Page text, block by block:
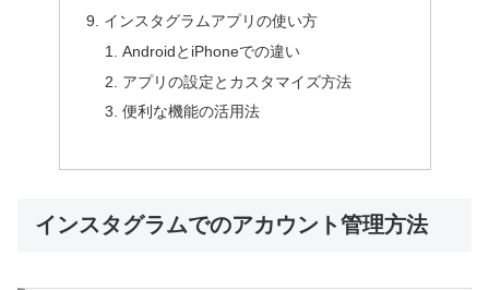
インスタグラムアプリの使い方
AndroidとiPhoneでの違い
アプリの設定とカスタマイズ方法
便利な機能の活用法
インスタグラムでのアカウント管理方法